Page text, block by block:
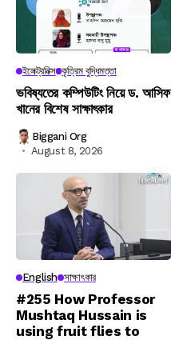
ইলেক্ট্রনিক্স কৃত্রিম বুদ্ধিমত্তা
ভবিষ্যতের কম্পিউটিং নিয়ে ড. আসিফ
খানের বিশেষ সাক্ষাৎকার
Biggani Org
August 8, 2026
English সাক্ষাৎকার
#255 How Professor
Mushtaq Hussain is
using fruit flies to